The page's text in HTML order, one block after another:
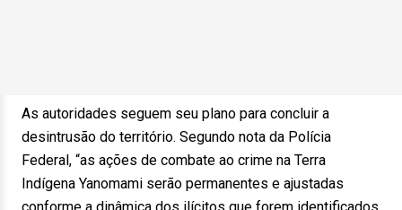
As autoridades seguem seu plano para concluir a
desintrusão do território. Segundo nota da Polícia
Federal, “as ações de combate ao crime na Terra
Indígena Yanomami serão permanentes e ajustadas